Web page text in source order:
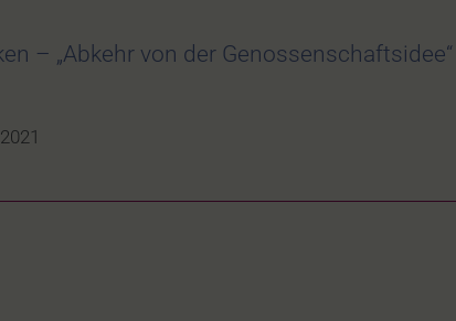
– „Abkehr von der Genossenschaftsidee“